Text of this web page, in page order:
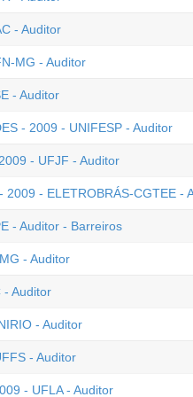
- Auditor
MG - Auditor
- Auditor
- 2009 - UNIFESP - Auditor
- UFJF - Auditor
2009 - ELETROBRÁS-CGTEE -
- Auditor - Barreiros
- Auditor
- Auditor
- Auditor
- Auditor
- UFLA - Auditor